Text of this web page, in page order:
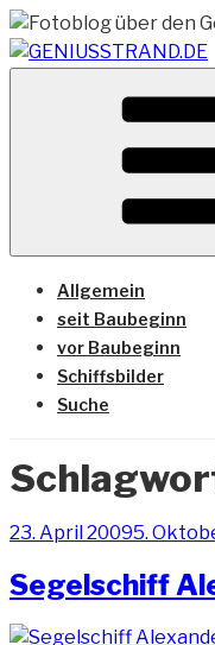
Zum
Inhalt
springen
Vom Geniusstrand
Allgemein
seit Baubeginn
vor Baubeginn
Schiffsbilder
Suche
Veröffentlicht
23. April 20095.
Segelschiff